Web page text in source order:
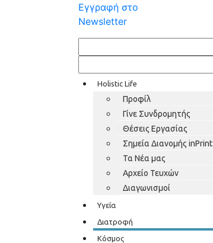
Εγγραφή στο
Newsletter
Holistic Life
Προφίλ
Γίνε Συνδρομητής
Θέσεις Εργασίας
Σημεία Διανομής inPrint
Τα Νέα μας
Αρχείο Τευχών
Διαγωνισμοί
Υγεία
Διατροφή
Κόσμος